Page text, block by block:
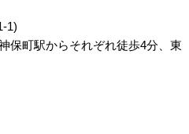
1)
保町駅からそれぞれ徒歩4分、東